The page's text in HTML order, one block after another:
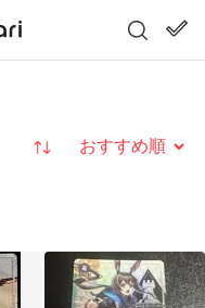
並び替え